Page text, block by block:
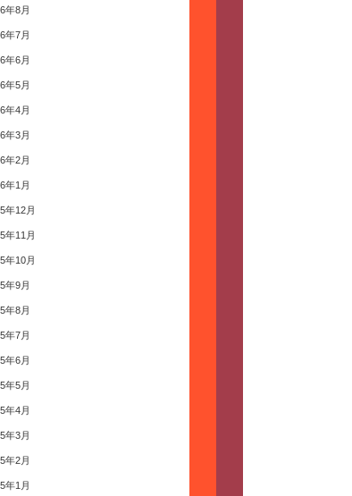
年8月
年7月
年6月
年5月
年4月
年3月
年2月
年1月
年12月
年11月
年10月
年9月
年8月
年7月
年6月
年5月
年4月
年3月
年2月
年1月